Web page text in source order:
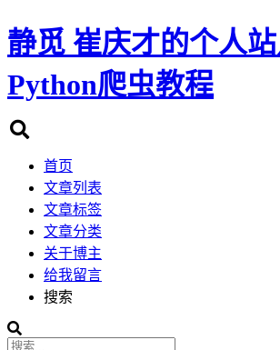
静觅 崔庆才的个人
Python爬虫教程
首页
文章列表
文章标签
文章分类
关于博主
给我留言
搜索